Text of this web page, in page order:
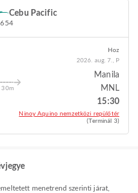
Cebu Pacific
30m
Hoz
2026. aug. 7., P
Manila
MNL
15:30
Ninoy Aquino nemzetközi repülőtér
(Terminál 3)
menetrend szerinti járat,